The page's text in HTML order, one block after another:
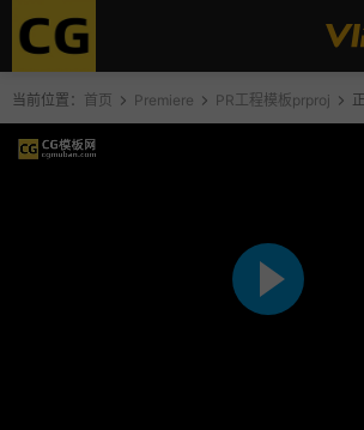
当前位置： 首页 Premiere PR工程模板prproj